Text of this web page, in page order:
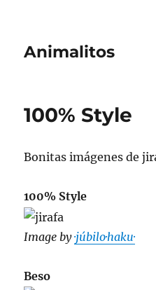
Animalitos
100% Style
Bonitas imágenes de
100% Style
Image by·júbilo·haku·
Beso